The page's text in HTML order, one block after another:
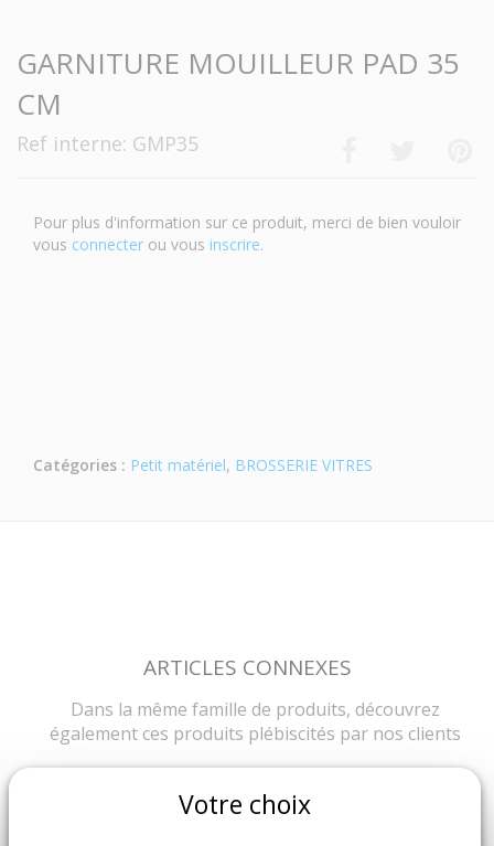
GARNITURE MOUILLEUR PAD 35
CM
Ref interne: GMP35
Pour plus d'information sur ce produit, merci de bien vouloir
vous connecter ou vous inscrire.
Catégories : Petit matériel, BROSSERIE VITRES
ARTICLES CONNEXES
Dans la même famille de produits, découvrez
également ces produits plébiscités par nos clients
Votre choix